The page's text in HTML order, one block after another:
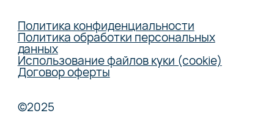
Политика конфиденциальности
Политика обработки персональных
данных
Использование файлов куки (cookie)
Договор оферты
©2025